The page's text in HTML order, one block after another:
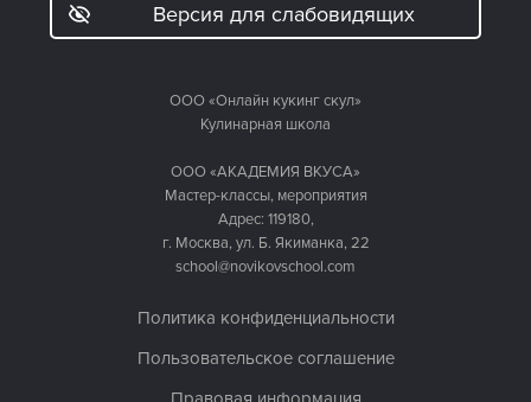
ООО «Онлайн кукинг скул»
Кулинарная школа
ООО «АКАДЕМИЯ ВКУСА»
Мастер-классы, мероприятия
Адрес: 119180,
г. Москва, ул. Б. Якиманка, 22
school@novikovschool.com
Политика конфиденциальности
Пользовательское соглашение
Версия для слабовидящих